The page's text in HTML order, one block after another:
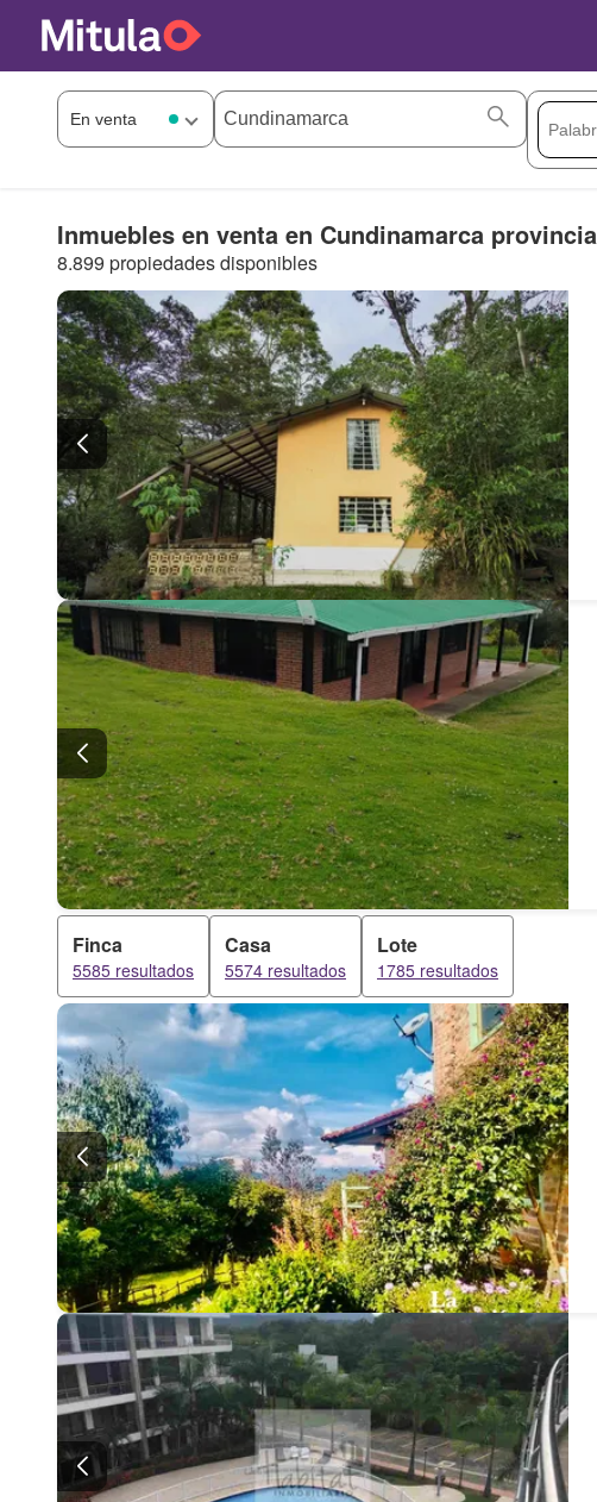
Inmuebles en venta en Cundinamarca provincia
8.899 propiedades disponibles
Finca
5585 resultados
Casa
5574 resultados
Lote
1785 resultados